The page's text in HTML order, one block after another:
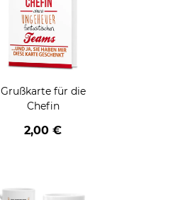
Grußkarte für die
Chefin
2,00 €